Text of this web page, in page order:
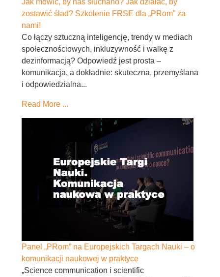
zostawić ślad? Szkolenie FRSE dla „PRom” za
nami!
Co łączy sztuczną inteligencję, trendy w mediach
społecznościowych, inkluzywność i walkę z
dezinformacją? Odpowiedź jest prosta –
komunikacja, a dokładnie: skuteczna, przemyślana
i odpowiedzialna...
Read More ...
Panel „PRom” na Europejskich Targach Nauki – o
komunikacji naukowej w praktyce
„Science communication i scientific